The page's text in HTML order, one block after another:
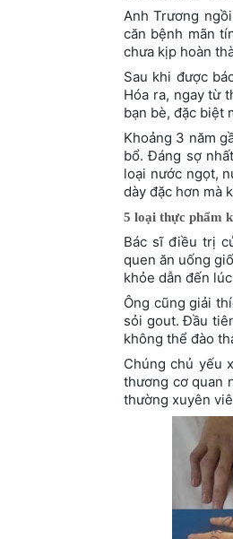
Anh Trương
căn bệnh mãn
chưa kịp hoàn
Sau khi được
Hóa ra, ngay từ
bạn bè, đặc biệt
Khoảng 3 năm
bổ. Đáng sợ
loại nước ngọt,
dày đặc hơn mà
5 loại thực phẩm
Bác sĩ điều trị
quen ăn uống
khỏe dẫn đến
Ông cũng giải
sỏi gout. Đầu
không thể đào
Chúng chủ yếu
thương cơ quan
thường xuyên